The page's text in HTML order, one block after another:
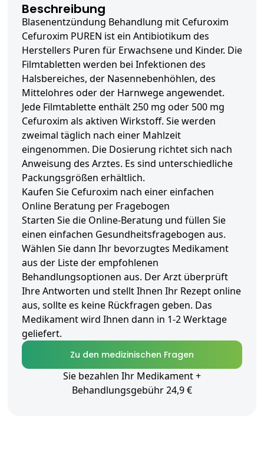
Beschreibung
Blasenentzündung Behandlung mit Cefuroxim
Cefuroxim PUREN ist ein Antibiotikum des
Herstellers Puren für Erwachsene und Kinder. Die
Filmtabletten werden bei Infektionen des
Halsbereiches, der Nasennebenhöhlen, des
Mittelohres oder der Harnwege angewendet.
Jede Filmtablette enthält 250 mg oder 500 mg
Cefuroxim als aktiven Wirkstoff. Sie werden
zweimal täglich nach einer Mahlzeit
eingenommen. Die Dosierung richtet sich nach
Anweisung des Arztes. Es sind unterschiedliche
Packungsgrößen erhältlich.
Kaufen Sie Cefuroxim nach einer einfachen
Online Beratung per Fragebogen
Starten Sie die Online-Beratung und füllen Sie
einen einfachen Gesundheitsfragebogen aus.
Wählen Sie dann Ihr bevorzugtes Medikament
aus der Liste der empfohlenen
Behandlungsoptionen aus. Der Arzt überprüft
Ihre Antworten und stellt Ihnen Ihr Rezept online
aus, sollte es keine Rückfragen geben. Das
Medikament wird Ihnen dann in 1-2 Werktage
geliefert.
Zu den medizinischen Fragen
Sie bezahlen Ihr Medikament +
Behandlungsgebühr 24,9 €